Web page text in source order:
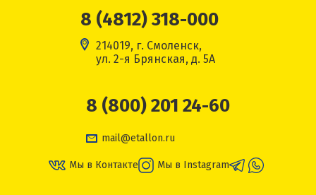
8 (4812) 318-000
214019, г. Смоленск,
ул. 2-я Брянская, д. 5А
8 (800) 201 24-60
mail@etallon.ru
Мы в Контакте Мы в Instagram